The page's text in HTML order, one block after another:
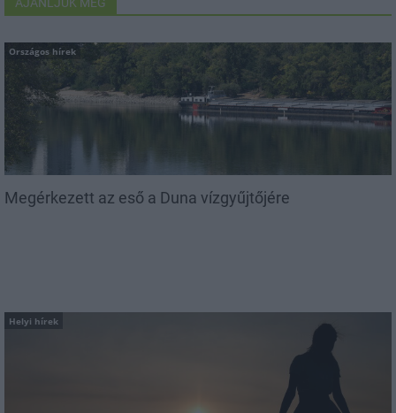
AJÁNLJUK MÉG
Országos hírek
Megérkezett az eső a Duna vízgyűjtőjére
Helyi hírek